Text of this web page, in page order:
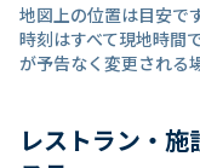
地図上の位置は目安です
時刻はすべて現地時間
が予告なく変更される
レストラン・